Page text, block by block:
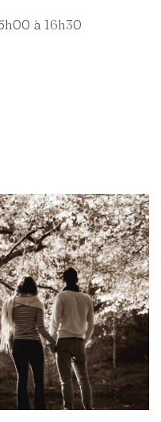
à 16h30